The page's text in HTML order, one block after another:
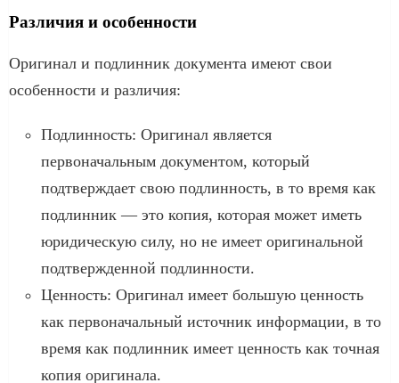
Различия и особенности
Оригинал и подлинник документа имеют свои
особенности и различия:
Подлинность: Оригинал является
первоначальным документом, который
подтверждает свою подлинность, в то время как
подлинник — это копия, которая может иметь
юридическую силу, но не имеет оригинальной
подтвержденной подлинности.
Ценность: Оригинал имеет большую ценность
как первоначальный источник информации, в то
время как подлинник имеет ценность как точная
копия оригинала.